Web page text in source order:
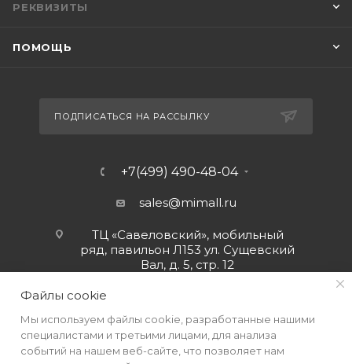
РЕКВИЗИТЫ
ПОМОЩЬ
ПОДПИСАТЬСЯ НА РАССЫЛКУ
+7(499) 490-48-04
sales@mimall.ru
ТЦ «Савеловский», мобильный
ряд, павильон Л153 ул. Сущевский
Вал, д. 5, стр. 12
Файлы cookie
Мы используем файлы cookie, разработанные нашими
специалистами и третьими лицами, для анализа
событий на нашем веб-сайте, что позволяет нам